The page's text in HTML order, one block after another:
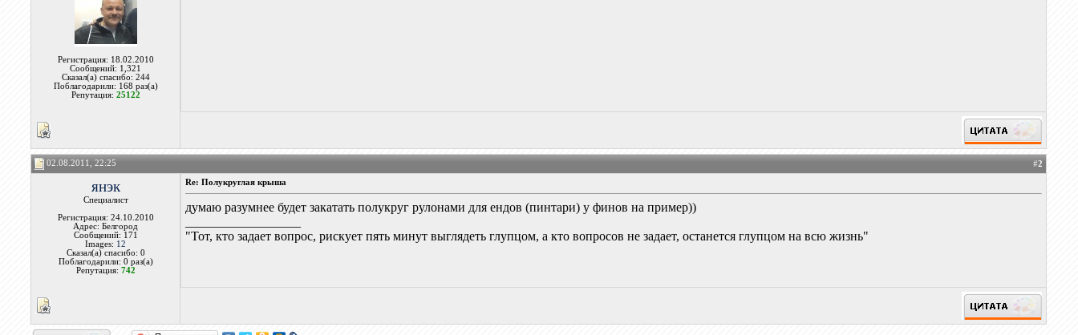
Регистрация: 18.02.2010
Сообщений: 1,321
Сказал(а) спасибо: 244
Поблагодарили: 168 раз(а)
Репутация: 25122
02.08.2011, 22:25 #2
янэк
Специалист
Регистрация: 24.10.2010
Адрес: Белгород
Сообщений: 171
Images: 12
Сказал(а) спасибо: 0
Поблагодарили: 0 раз(а)
Репутация: 742
Re: Полукруглая крыша
думаю разумнее будет закатать полукруг рулонами для ендов (пинтари) у финов на пример))
"Тот, кто задает вопрос, рискует пять минут выглядеть глупцом, а кто вопросов не задает, останется глупцом на всю жизнь"